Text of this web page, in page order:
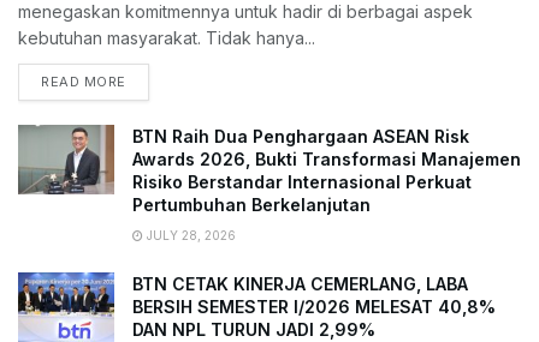
menegaskan komitmennya untuk hadir di berbagai aspek
kebutuhan masyarakat. Tidak hanya...
READ MORE
BTN Raih Dua Penghargaan ASEAN Risk
Awards 2026, Bukti Transformasi Manajemen
Risiko Berstandar Internasional Perkuat
Pertumbuhan Berkelanjutan
JULY 28, 2026
BTN CETAK KINERJA CEMERLANG, LABA
BERSIH SEMESTER I/2026 MELESAT 40,8%
DAN NPL TURUN JADI 2,99%